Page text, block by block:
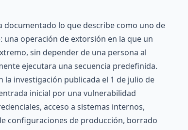
documentado lo que describe como uno de
: una operación de extorsión en la que un
sin depender de una persona al
ejecutara una secuencia predefinida.
la investigación publicada el 1 de julio de
inicial por una vulnerabilidad
acceso a sistemas internos,
configuraciones de producción, borrado